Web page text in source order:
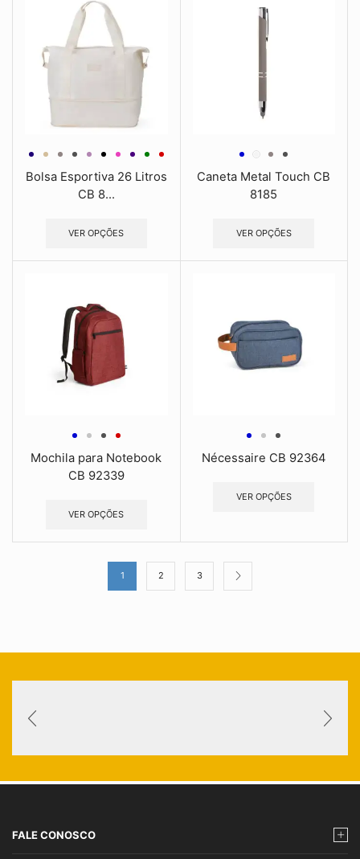
Bolsa Esportiva 26 Litros
CB 8...
VER OPÇÕES
Caneta Metal Touch CB
8185
VER OPÇÕES
Mochila para Notebook
CB 92339
VER OPÇÕES
Nécessaire CB 92364
VER OPÇÕES
1 2 3
FALE CONOSCO